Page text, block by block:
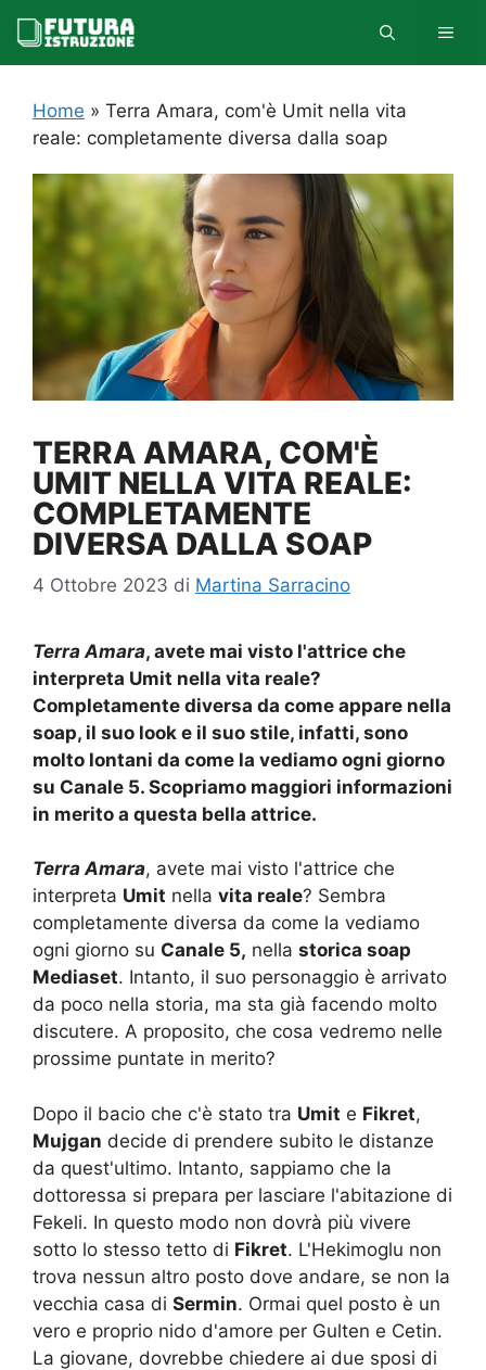
contenuto
Home » Terra Amara, com'è Umit nella vita
reale: completamente diversa dalla soap
TERRA AMARA, COM'È
UMIT NELLA VITA REALE:
COMPLETAMENTE
DIVERSA DALLA SOAP
4 Ottobre 2023 di Martina Sarracino
Terra Amara, avete mai visto l'attrice che
interpreta Umit nella vita reale?
Completamente diversa da come appare nella
soap, il suo look e il suo stile, infatti, sono
molto lontani da come la vediamo ogni giorno
su Canale 5. Scopriamo maggiori informazioni
in merito a questa bella attrice.
Terra Amara, avete mai visto l'attrice che
interpreta Umit nella vita reale? Sembra
completamente diversa da come la vediamo
ogni giorno su Canale 5, nella storica soap
Mediaset. Intanto, il suo personaggio è arrivato
da poco nella storia, ma sta già facendo molto
discutere. A proposito, che cosa vedremo nelle
prossime puntate in merito?
Dopo il bacio che c'è stato tra Umit e Fikret,
Mujgan decide di prendere subito le distanze
da quest'ultimo. Intanto, sappiamo che la
dottoressa si prepara per lasciare l'abitazione di
Fekeli. In questo modo non dovrà più vivere
sotto lo stesso tetto di Fikret. L'Hekimoglu non
trova nessun altro posto dove andare, se non la
vecchia casa di Sermin. Ormai quel posto è un
vero e proprio nido d'amore per Gulten e Cetin.
La giovane, dovrebbe chiedere ai due sposi di